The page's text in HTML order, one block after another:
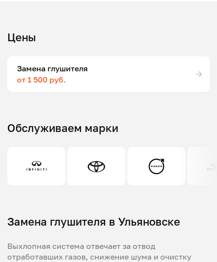
Цены
Замена глушителя
от 1 500 руб.
Обслуживаем марки
Замена глушителя в Ульяновске
Выхлопная система отвечает за отвод
отработавших газов, снижение шума и очистку